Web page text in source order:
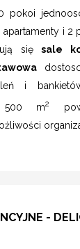
pokoi
i 2
sięsale
i
500 m2
-